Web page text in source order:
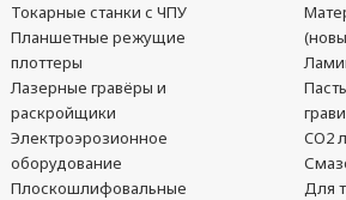
Токарные станки с ЧПУ
Планшетные режущие
плоттеры
Лазерные гравёры и
раскройщики
Электроэрозионное
оборудование
Плоскошлифовальные
CO2
Для